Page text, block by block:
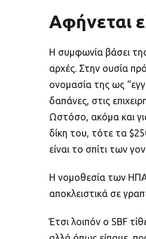
Αφήνεται
Η συμφωνία βάσει
αρχές. Στην ουσία
ονομασία της ως
δαπάνες, στις
Ωστόσο, ακόμα και
δίκη του, τότε τα
είναι το σπίτι των
Η νομοθεσία των ΗΠΑ
αποκλειστικά σε
Έτσι λοιπόν ο SBF